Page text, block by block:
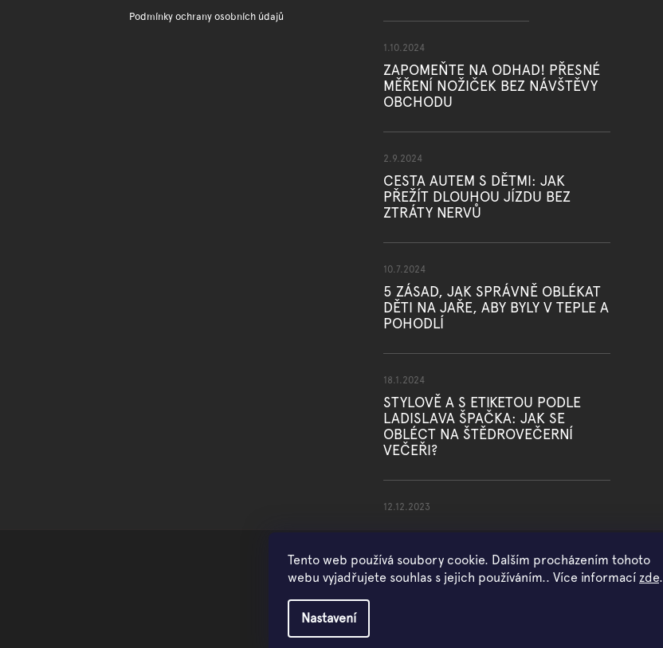
Tento web používá soubory cookie. Dalším procházením tohoto
webu vyjadřujete souhlas s jejich používáním.. Více informací zde.
Nastavení
Podmínky ochrany osobních údajů
1.10.2024
ZAPOMEŇTE NA ODHAD! PŘESNÉ
MĚŘENÍ NOŽIČEK BEZ NÁVŠTĚVY
OBCHODU
2.9.2024
CESTA AUTEM S DĚTMI: JAK
PŘEŽÍT DLOUHOU JÍZDU BEZ
ZTRÁTY NERVŮ
10.7.2024
5 ZÁSAD, JAK SPRÁVNĚ OBLÉKAT
DĚTI NA JAŘE, ABY BYLY V TEPLE A
POHODLÍ
18.1.2024
STYLOVĚ A S ETIKETOU PODLE
LADISLAVA ŠPAČKA: JAK SE
OBLÉCT NA ŠTĚDROVEČERNÍ
VEČEŘI?
12.12.2023
Copyright 2026WOWMINI. Všechna práva vyhrazena.